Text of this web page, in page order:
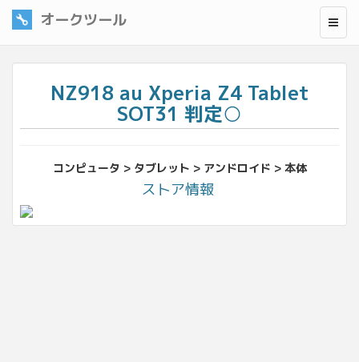
オークツール
NZ918 au Xperia Z4 Tablet
SOT31 判定○
コンピュータ > タブレット > アンドロイド > 本体
ストア情報